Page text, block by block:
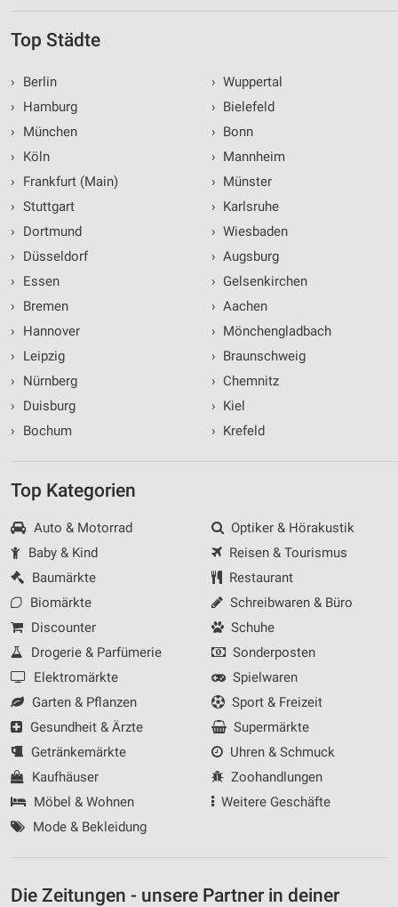
Top Städte
›
Berlin
›
Hamburg
›
München
›
Köln
›
Frankfurt (Main)
› Stuttgart
›
Dortmund
›
Düsseldorf
›
Essen
›
Bremen
›
Hannover
›
Leipzig
›
Nürnberg
›
Duisburg
›
Bochum
› Wuppertal
› Bielefeld
› Bonn
› Mannheim
› Münster
› Karlsruhe
› Wiesbaden
› Augsburg
› Gelsenkirchen
› Aachen
› Mönchengladbach
› Braunschweig
› Chemnitz
› Kiel
› Krefeld
Top Kategorien
Auto & Motorrad
Baby & Kind
Baumärkte
Biomärkte
Discounter
Drogerie & Parfümerie
Elektromärkte
Garten & Pflanzen
Gesundheit & Ärzte
Getränkemärkte
Kaufhäuser
Möbel & Wohnen
Mode & Bekleidung
Optiker & Hörakustik
Reisen & Tourismus
Restaurant
Schreibwaren & Büro
Schuhe
Sonderposten
Spielwaren
Sport & Freizeit
Supermärkte
Uhren & Schmuck
Zoohandlungen
Weitere Geschäfte
Die Zeitungen - unsere Partner in deiner